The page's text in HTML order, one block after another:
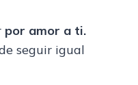
por amor a ti.
seguir igual